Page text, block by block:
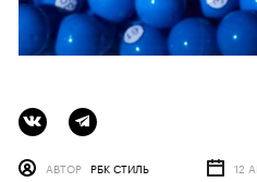
АВТОР РБК СТИЛЬ 12